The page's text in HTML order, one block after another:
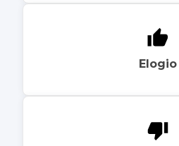
Elogio